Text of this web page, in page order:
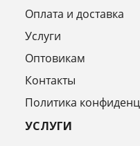
Оплата и доставка
Услуги
Оптовикам
Контакты
Политика
УСЛУГИ